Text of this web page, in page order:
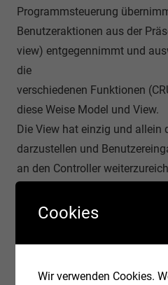
Programmsteuerung
Benutzeraktionen aus der
view) entgegennimmt und
die
verschiedenen Funktionen
diese Weise Model und View.
Die View hat einzig und allein
darzustellen und
an den Controller
häufig benötigten Funktionen
Cookies
Wir verwenden Cookies.